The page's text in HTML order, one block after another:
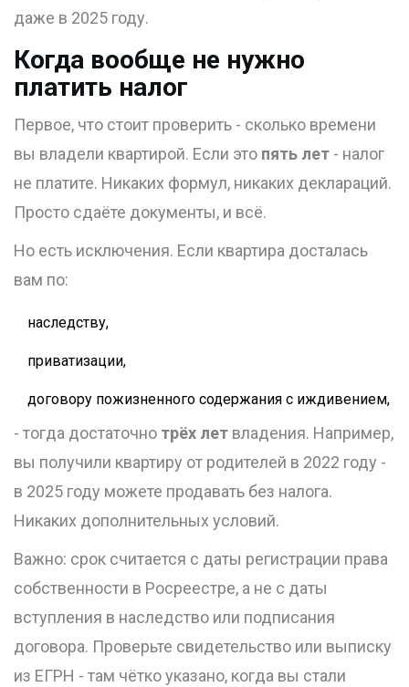
даже в 2025 году.
Когда вообще не нужно
платить налог
Первое, что стоит проверить - сколько времени
вы владели квартирой. Если это пять лет - налог
не платите. Никаких формул, никаких деклараций.
Просто сдаёте документы, и всё.
Но есть исключения. Если квартира досталась
вам по:
наследству,
приватизации,
договору пожизненного содержания с иждивением,
- тогда достаточно трёх лет владения. Например,
вы получили квартиру от родителей в 2022 году -
в 2025 году можете продавать без налога.
Никаких дополнительных условий.
Важно: срок считается с даты регистрации права
собственности в Росреестре, а не с даты
вступления в наследство или подписания
договора. Проверьте свидетельство или выписку
из ЕГРН - там чётко указано, когда вы стали